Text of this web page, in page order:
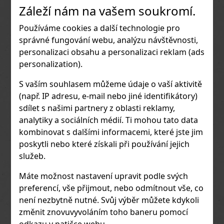
Záleží nám na vašem soukromí.
Používáme cookies a další technologie pro
správné fungování webu, analýzu návštěvnosti,
personalizaci obsahu a personalizaci reklam (ads
personalization).
S vaším souhlasem můžeme údaje o vaší aktivitě
(např. IP adresu, e-mail nebo jiné identifikátory)
sdílet s našimi partnery z oblasti reklamy,
analytiky a sociálních médií. Ti mohou tato data
kombinovat s dalšími informacemi, které jste jim
poskytli nebo které získali při používání jejich
služeb.
Máte možnost nastavení upravit podle svých
preferencí, vše přijmout, nebo odmítnout vše, co
není nezbytně nutné. Svůj výběr můžete kdykoli
změnit znovuvyvoláním toho baneru pomocí
jemnou mléčnou čokoládu s osvěžující
náplní z jahodového jogurtu. Tato
kombinace vytváří svěží a ovocný
chuťový zážitek, který je ideální pro
milovníky čokolády s ovocnými
příchutěmi. Popis produktu: Složení:
Mléčná čokoláda plněná náplní z
jahodového jogurtu. Hmotnost: 100
Sport. Chuťový profil: Sladká a
osvěžující a lehce kyselou jahodovo-
jogurtovou náplní. Textura: Hla
62 Kč
Do obchodu
Ritter Dark Whole Hazelnuts
100g